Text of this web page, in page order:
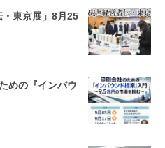
東京展」8月25
めの『インバウ